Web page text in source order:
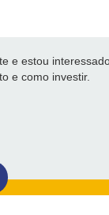
e estou
e como investir.